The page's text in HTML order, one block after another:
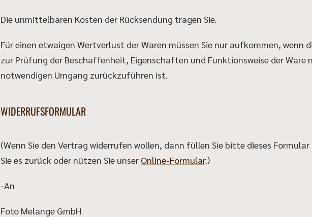
Die unmittelbaren Kosten der Rücksendung tragen Sie.
Für einen etwaigen Wertverlust der Waren müssen Sie nur aufkommen, wenn
zur Prüfung der Beschaffenheit, Eigenschaften und Funktionsweise der Ware
notwendigen Umgang zurückzuführen ist.
WIDERRUFSFORMULAR
(Wenn Sie den Vertrag widerrufen wollen, dann füllen Sie bitte dieses Formular
Sie es zurück oder nützen Sie unser Online-Formular.)
-An
Foto Melange GmbH